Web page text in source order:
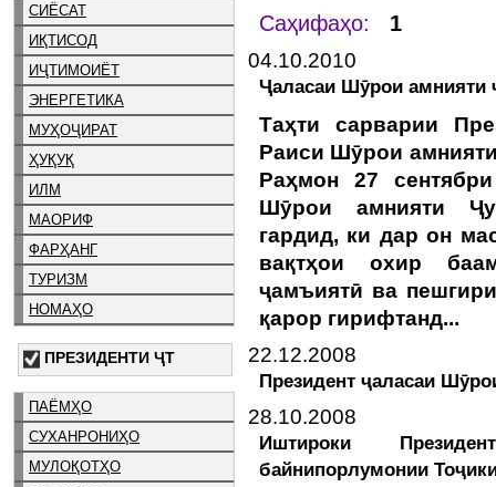
СИЁСАТ
ИҚТИСОД
ИҶТИМОИЁТ
ЭНЕРГЕТИКА
МУҲОҶИРАТ
ҲУҚУҚ
ИЛМ
МАОРИФ
ФАРҲАНГ
ТУРИЗМ
НОМАҲО
ПРЕЗИДЕНТИ ҶТ
ПАЁМҲО
СУХАНРОНИҲО
МУЛОҚОТҲО
Саҳифаҳо: 1
04.10.2010
Ҷаласаи Шӯрои амнияти
Таҳти сарварии
Раиси Шӯрои
Раҳмон 27
Шӯрои амнияти
гардид, ки дар он
вақтҳои охир
ҷамъиятӣ ва
қарор гирифтанд...
22.12.2008
Президент ҷаласаи
28.10.2008
Иштироки
байнипорлумонии